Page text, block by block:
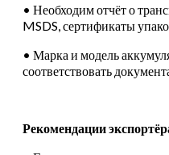
• Необходим отчёт о
MSDS, сертификаты
• Марка и модель
соответствовать
Рекомендации